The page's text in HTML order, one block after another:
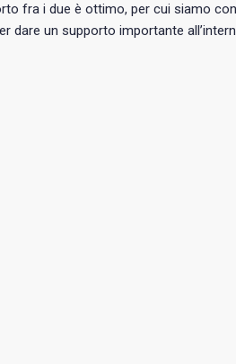
fra i due è ottimo, per cui siamo
dare un supporto importante